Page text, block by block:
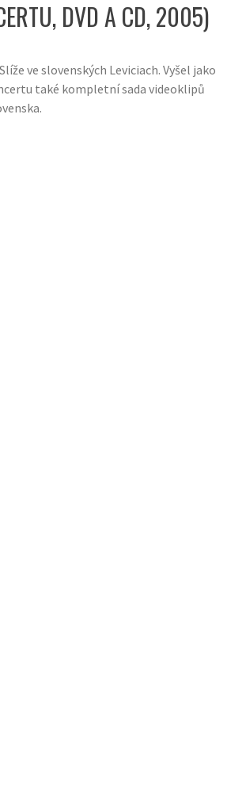
DVD A CD, 2005)
ve slovenských Leviciach. Vyšel jako
také kompletní sada videoklipů